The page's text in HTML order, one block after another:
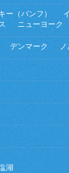
ー（バンフ）
ニューヨーク
デンマーク
湖